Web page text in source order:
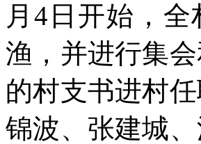
月 4 日开始，全
渔，并进行集
的村支书进村任
锦波、张建城